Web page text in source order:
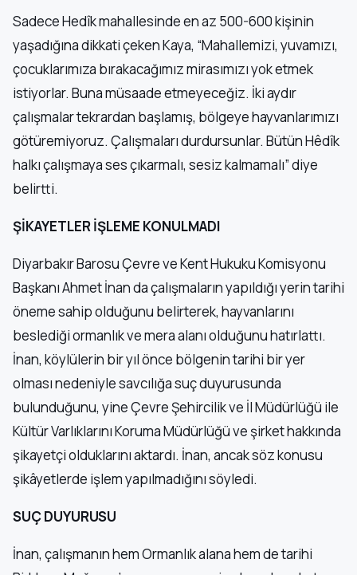
Sadece Hedîk mahallesinde en az 500-600 kişinin
yaşadığına dikkati çeken Kaya, “Mahallemizi, yuvamızı,
çocuklarımıza bırakacağımız mirasımızı yok etmek
istiyorlar. Buna müsaade etmeyeceğiz. İki aydır
çalışmalar tekrardan başlamış, bölgeye hayvanlarımızı
götüremiyoruz. Çalışmaları durdursunlar. Bütün Hêdîk
halkı çalışmaya ses çıkarmalı, sesiz kalmamalı” diye
belirtti.
ŞİKAYETLER İŞLEME KONULMADI
Diyarbakır Barosu Çevre ve Kent Hukuku Komisyonu
Başkanı Ahmet İnan da çalışmaların yapıldığı yerin tarihi
öneme sahip olduğunu belirterek, hayvanlarını
beslediği ormanlık ve mera alanı olduğunu hatırlattı.
İnan, köylülerin bir yıl önce bölgenin tarihi bir yer
olması nedeniyle savcılığa suç duyurusunda
bulunduğunu, yine Çevre Şehircilik ve İl Müdürlüğü ile
Kültür Varlıklarını Koruma Müdürlüğü ve şirket hakkında
şikayetçi olduklarını aktardı. İnan, ancak söz konusu
şikâyetlerde işlem yapılmadığını söyledi.
SUÇ DUYURUSU
İnan, çalışmanın hem Ormanlık alana hem de tarihi